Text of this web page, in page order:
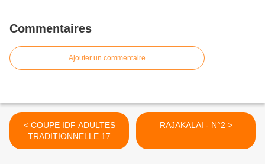
Commentaires
Ajouter un commentaire
< COUPE IDF ADULTES
TRADITIONNELLE 17
DECEMBRE 2007
RAJAKALAI - N°2 >